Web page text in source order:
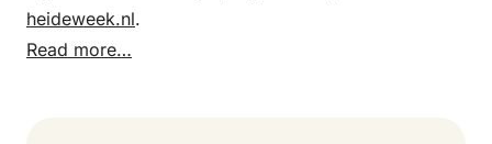
heideweek.nl.
Read more…